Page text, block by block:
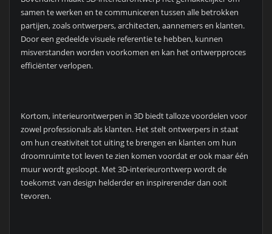
samen te werken en te communiceren tussen alle betrokken
partijen, zoals ontwerpers, architecten, aannemers en klanten.
Door een gedeelde visuele referentie te hebben, kunnen
misverstanden worden voorkomen en kan het ontwerpproces
efficiënter verlopen.
Kortom, interieurontwerpen in 3D biedt talloze voordelen voor
zowel professionals als klanten. Het stelt ontwerpers in staat
om hun creativiteit tot uiting te brengen en klanten om hun
droomruimte tot leven te zien komen voordat er ook maar één
muur wordt gesloopt. Met 3D-interieurontwerp wordt de
toekomst van design helderder en inspirerender dan ooit
tevoren.